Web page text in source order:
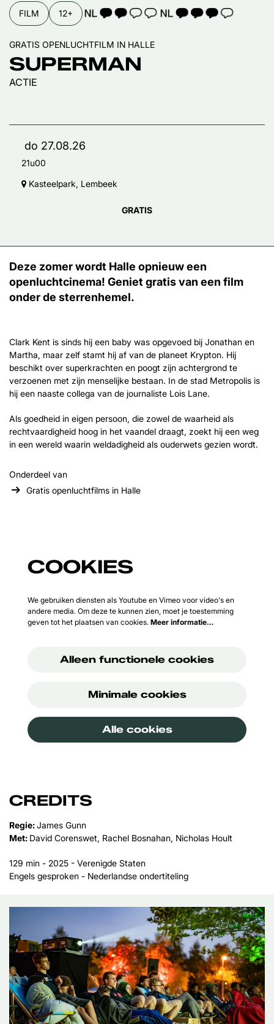
FILM 12+ TAALICOON 2 TAALICOON 3
SUPERMAN
ACTIE
GRATIS OPENLUCHTFILM IN HALLE
do 27.08.26
21u00
Kasteelpark, Lembeek
GRATIS
Deze zomer wordt Halle opnieuw een
openluchtcinema! Geniet gratis van een film
onder de sterrenhemel.
Clark Kent is sinds hij een baby was opgevoed bij Jonathan en
Martha, maar zelf stamt hij af van de planeet Krypton. Hij
beschikt over superkrachten en poogt zijn achtergrond te
verzoenen met zijn menselijke bestaan. In de stad Metropolis is
hij een naaste collega van de journaliste Lois Lane.
Als goedheid in eigen persoon, die zowel de waarheid als
rechtvaardigheid hoog in het vaandel draagt, zoekt hij een weg
in een wereld waarin weldadigheid als ouderwets gezien wordt.
Onderdeel van
Gratis openluchtfilms in Halle
COOKIES
We gebruiken diensten als Youtube en Vimeo voor video's en
andere media. Om deze te kunnen zien, moet je toestemming
geven tot het plaatsen van cookies. Meer informatie…
Alleen functionele cookies
Minimale cookies
Alle cookies
CREDITS
Regie:James Gunn
Met: David Corenswet, Rachel Bosnahan, Nicholas Hoult
129 min - 2025 - Verenigde Staten
Engels gesproken - Nederlandse ondertiteling